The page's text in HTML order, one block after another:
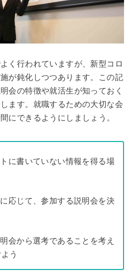
く行われていますが、新型コロ
が鈍化しつつあります。この記
会の特徴や就活生が知っておく
ます。就職するための大切な会
にできるようにしましょう。
に書いていない情報を得る場
応じて、参加する説明会を決
会から選考であることを考え
う